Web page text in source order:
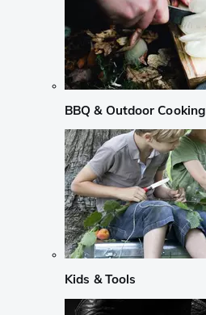
BBQ & Outdoor Cooking
Kids & Tools